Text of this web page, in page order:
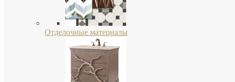
Отделочные материалы